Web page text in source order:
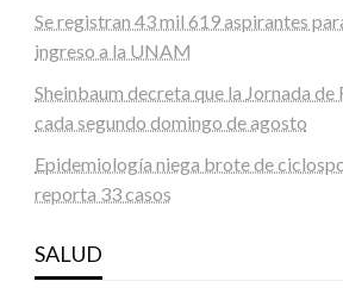
Se registran 43 mil 619 aspirantes
ingreso a la UNAM
Sheinbaum decreta que la Jornada de
cada segundo domingo de agosto
Epidemiología niega brote de
reporta 33 casos
SALUD